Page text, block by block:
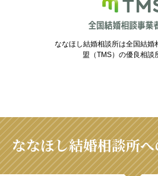
ななほし結婚相談所は全国結婚
盟（TMS）の優良相談
ななほし結婚相談所